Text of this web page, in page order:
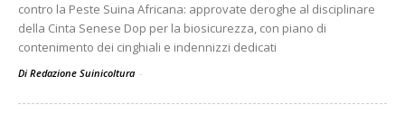
contro la Peste Suina Africana: approvate deroghe al disciplinare
della Cinta Senese Dop per la biosicurezza, con piano di
contenimento dei cinghiali e indennizzi dedicati
Di Redazione Suinicoltura -